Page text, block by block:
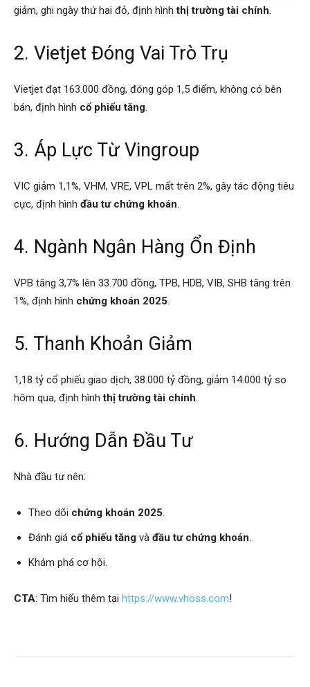
giảm, ghi ngày thứ hai đỏ, định hìnhthị trường tài chính.
2. Vietjet Đóng Vai Trò Trụ
Vietjet đạt 163.000 đồng, đóng góp 1,5 điểm, không có bên
bán, định hình cổ phiếu tăng.
3. Áp Lực Từ Vingroup
VIC giảm 1,1%, VHM, VRE, VPL mất trên 2%, gây tác động tiêu
cực, định hình đầu tư chứng khoán.
4. Ngành Ngân Hàng Ổn Định
VPB tăng 3,7% lên 33.700 đồng, TPB, HDB, VIB, SHB tăng trên
1%, định hình chứng khoán 2025.
5. Thanh Khoản Giảm
1,18 tỷ cổ phiếu giao dịch, 38.000 tỷ đồng, giảm 14.000 tỷ so
hôm qua, định hìnhthị trường tài chính.
6. Hướng Dẫn Đầu Tư
Nhà đầu tư nên:
Theo dõi chứng khoán 2025.
Đánh giá cổ phiếu tăng và đầu tư chứng khoán.
Khám phá cơ hội.
CTA: Tìm hiểu thêm tại https://www.vhoss.com!